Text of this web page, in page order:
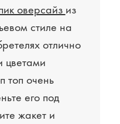
оверсайз из
стиле на
отлично
цветами
топ очень
его под
жакет и